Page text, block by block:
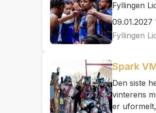
Fyllingen
09.01.2027
Fyllingen
Spark
Den siste
vinterens
er